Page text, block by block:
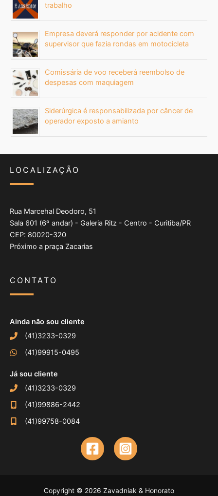
trabalho
Empresa deverá responder por acidente com
supervisor que fazia rondas em motocicleta
Comissária de voo receberá reembolso de
despesas com maquiagem
Siderúrgica é responsabilizada por câncer de
operador exposto a amianto
LOCALIZAÇÃO
Rua Marcehal Deodoro, 51
Sala 601 (6º andar) - Galeria Ritz - Centro - Curitiba/PR
CEP: 80020-320
Próximo a praça Zacarias
CONTATO
Ainda não sou cliente
(41)3233-0329
(41)99915-0495
Já sou cliente
(41)3233-0329
(41)99886-2442
(41)99758-0084
Copyright © 2026 Zavadniak & Honorato